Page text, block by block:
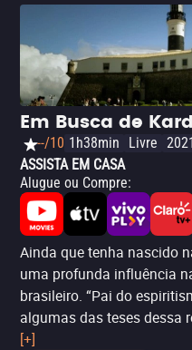
Em Busca de
--/10 1h38min Livre 2021
ASSISTA EM CASA
Alugue ou Compre:
Ainda que tenha nascido
uma profunda influência
brasileiro. “Pai do
algumas das teses dessa
toda uma crença de um
[+]